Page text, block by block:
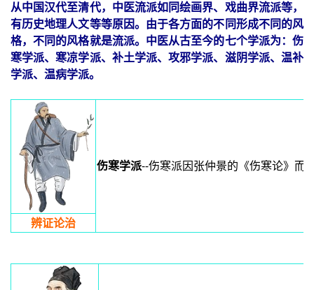
从中国汉代至清代，中医流派如同绘画界、戏曲界流派等，
有历史地理人文等等原因。由于各方面的不同形成不同的风
格，不同的风格就是流派。中医从古至今的七个学派为：伤
寒学派、寒凉学派、 补土学派、攻邪学派、 滋阴学派、 温补
学派、温病学派。
伤寒学派--伤寒派因张仲景的《伤寒论》而
辨证论治